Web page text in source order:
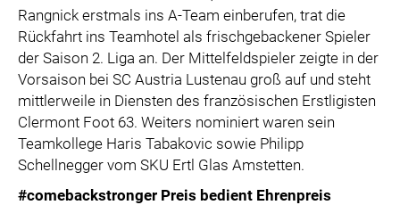
Rangnick erstmals ins A-Team einberufen, trat die
Rückfahrt ins Teamhotel als frischgebackener Spieler
der Saison 2. Liga an. Der Mittelfeldspieler zeigte in der
Vorsaison bei SC Austria Lustenau groß auf und steht
mittlerweile in Diensten des französischen Erstligisten
Clermont Foot 63. Weiters nominiert waren sein
Teamkollege Haris Tabakovic sowie Philipp
Schellnegger vom SKU Ertl Glas Amstetten.
#comebackstronger Preis bedient Ehrenpreis